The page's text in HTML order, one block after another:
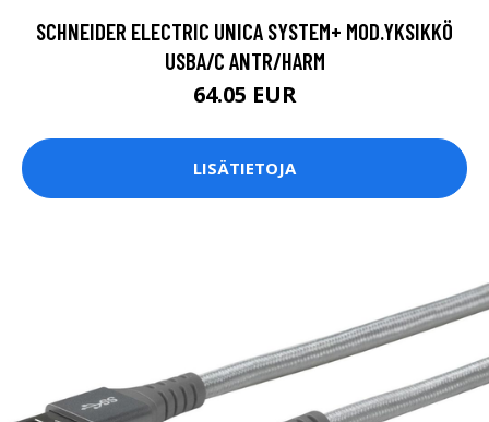
SCHNEIDER ELECTRIC UNICA SYSTEM+ MOD.YKSIKKÖ
USBA/C ANTR/HARM
64.05 EUR
LISÄTIETOJA